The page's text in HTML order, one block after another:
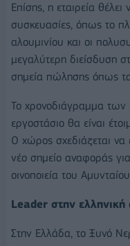
Επίσης, η εταιρεία
συσκευασίες, όπως το
αλουμινίου και οι
μεγαλύτερη διείσδυση
σημεία πώλησης όπως
Το χρονοδιάγραμμα των
εργοστάσιο θα είναι
Ο χώρος σχεδιάζεται να
νέο σημείο αναφοράς
οινοποιεία του
Leader στην ελληνική
Στην Ελλάδα, το Ξυνό